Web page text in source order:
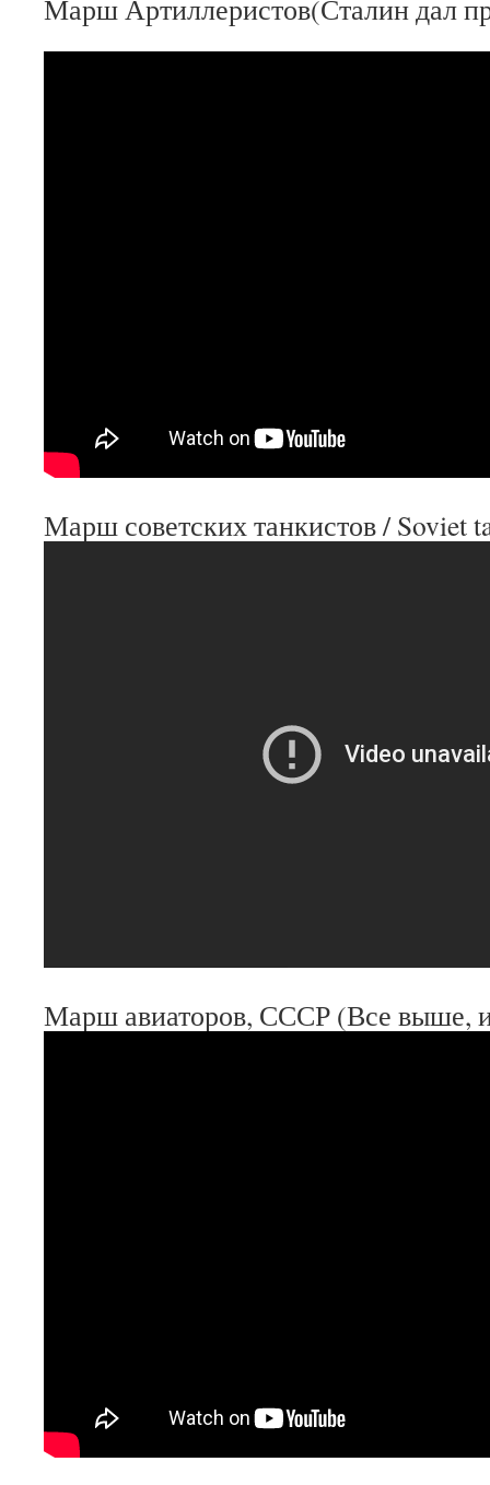
Марш Артиллеристов(Сталин дал
Марш советских танкистов / Soviet
Марш авиаторов, СССР (Все выше,